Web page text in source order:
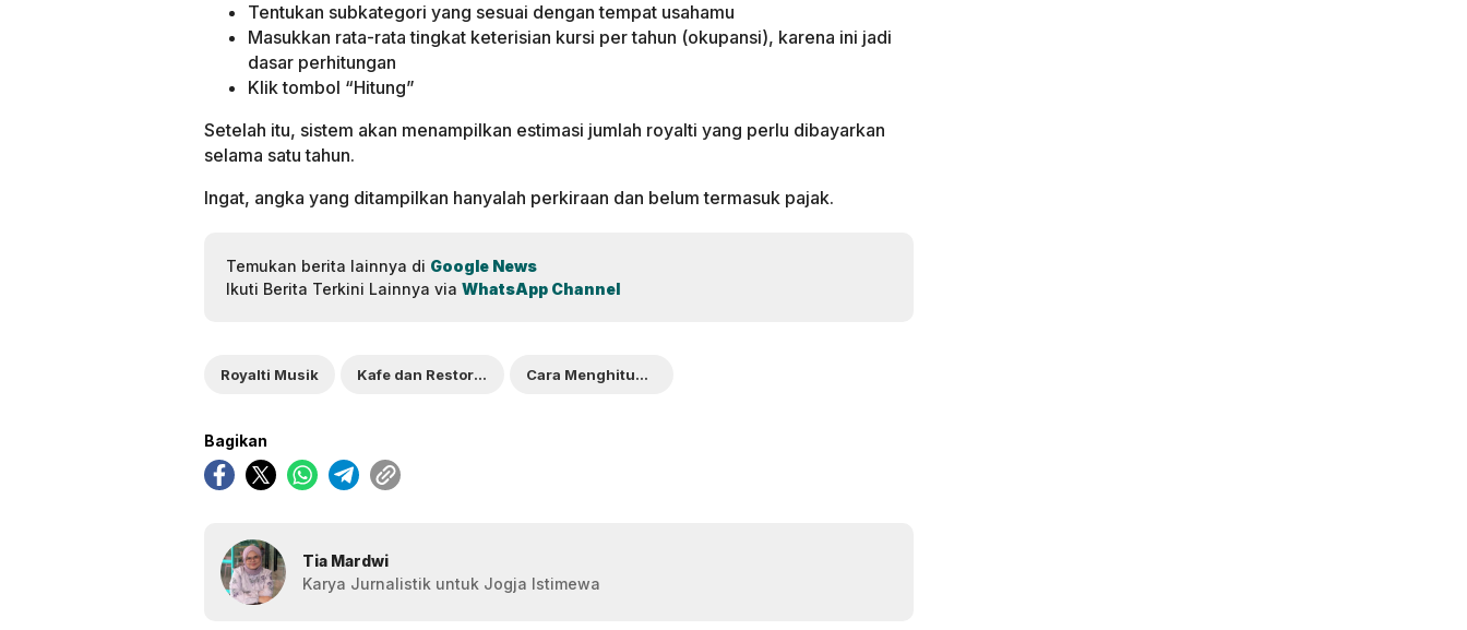
Tentukan subkategori yang sesuai dengan tempat usahamu
Masukkan rata-rata tingkat keterisian kursi per tahun (okupansi), karena ini jadi
dasar perhitungan
Klik tombol “Hitung”
Setelah itu, sistem akan menampilkan estimasi jumlah royalti yang perlu dibayarkan
selama satu tahun.
Ingat, angka yang ditampilkan hanyalah perkiraan dan belum termasuk pajak.
Temukan berita lainnya di Google News
Ikuti Berita Terkini Lainnya via WhatsApp Channel
Royalti Musik Kafe dan Restoran Cara Menghitung Royalti
Bagikan
Tia Mardwi
Karya Jurnalistik untuk Jogja Istimewa